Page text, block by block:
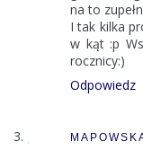
na to
I tak kilka
w kąt :p
rocznicy:)
Odpowiedz